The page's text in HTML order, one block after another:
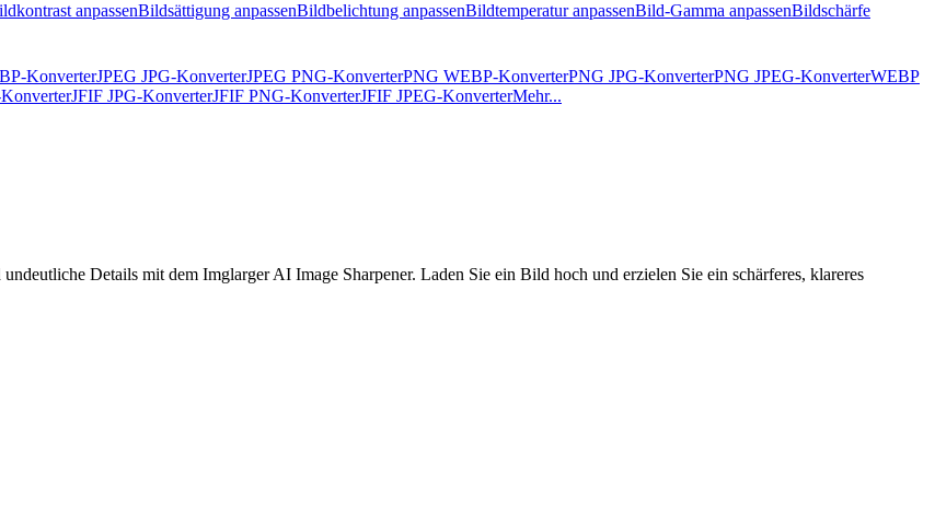
anpassenBildsättigung anpassenBildbelichtung anpassenBildtemperatur anpassenBild-Gamma anpassenBildschärfe
KonverterJPEG JPG-KonverterJPEG PNG-KonverterPNG WEBP-KonverterPNG JPG-KonverterPNG JPEG-KonverterWEBP
JFIF JPG-KonverterJFIF PNG-KonverterJFIF JPEG-KonverterMehr...
Details mit dem Imglarger AI Image Sharpener. Laden Sie ein Bild hoch und erzielen Sie ein schärferes, klareres